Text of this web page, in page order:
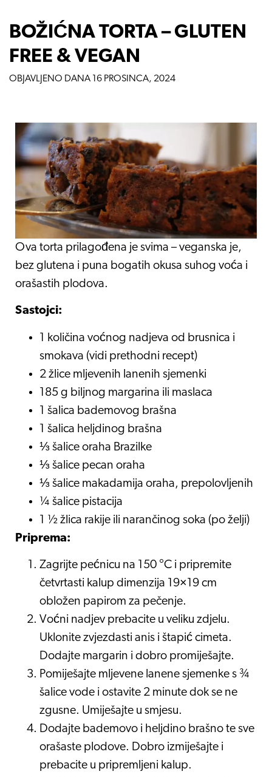
BOŽIĆNA TORTA – GLUTEN
FREE & VEGAN
OBJAVLJENO DANA 16 PROSINCA, 2024
Ova torta prilagođena je svima – veganska je,
bez glutena i puna bogatih okusa suhog voća i
orašastih plodova.
Sastojci:
1 količina voćnog nadjeva od brusnica i
smokava (vidi prethodni recept)
2 žlice mljevenih lanenih sjemenki
185 g biljnog margarina ili maslaca
1 šalica bademovog brašna
1 šalica heljdinog brašna
⅓ šalice oraha Brazilke
⅓ šalice pecan oraha
⅓ šalice makadamija oraha, prepolovljenih
¼ šalice pistacija
1 ½ žlica rakije ili narančinog soka (po želji)
Priprema:
Zagrijte pećnicu na 150 °C i pripremite
četvrtasti kalup dimenzija 19×19 cm
obložen papirom za pečenje.
Voćni nadjev prebacite u veliku zdjelu.
Uklonite zvjezdasti anis i štapić cimeta.
Dodajte margarin i dobro promiješajte.
Pomiješajte mljevene lanene sjemenke s ¾
šalice vode i ostavite 2 minute dok se ne
zgusne. Umiješajte u smjesu.
Dodajte bademovo i heljdino brašno te sve
orašaste plodove. Dobro izmiješajte i
prebacite u pripremljeni kalup.